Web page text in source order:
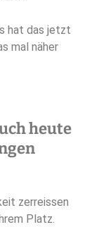
hat das jetzt
mal näher
heute
zerreissen
Platz.